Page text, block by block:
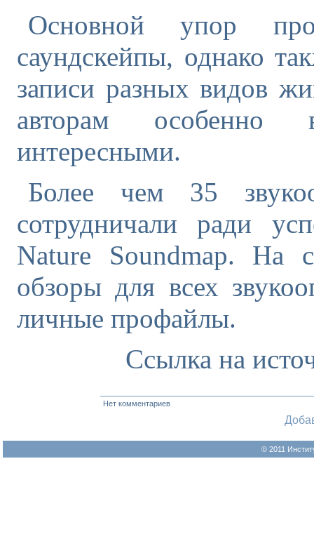
Основной упор
саундскейпы, однако
записи разных видов
авторам
интересными.
Более чем 35
сотрудничали ради
Nature Soundmap. На
обзоры для всех
личные профайлы.
Ссылка на
Нет комментариев
© 2011